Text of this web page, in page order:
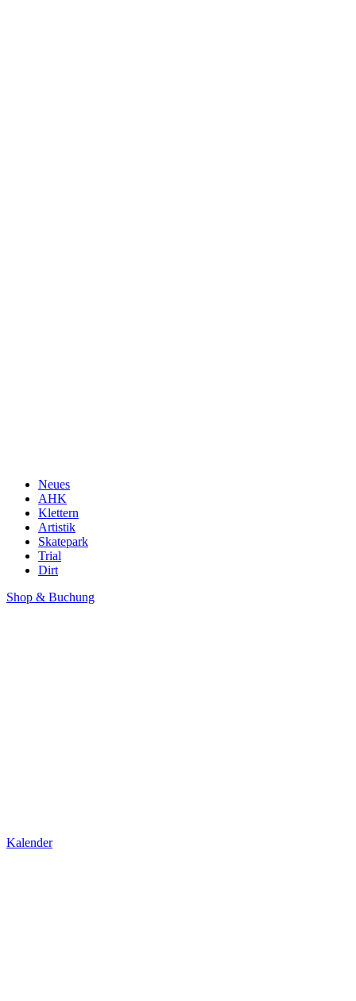
Neues
AHK
Klettern
Artistik
Skatepark
Trial
Dirt
Shop & Buchung
Kalender